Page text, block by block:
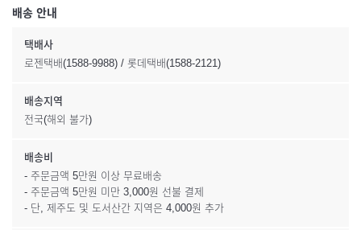
배송 안내
택배사
로젠택배(1588-9988) / 롯데택배(1588-2121)
배송지역
전국(해외 불가)
배송비
- 주문금액 5만원 이상 무료배송
- 주문금액 5만원 미만 3,000원 선불 결제
- 단, 제주도 및 도서산간 지역은 4,000원 추가